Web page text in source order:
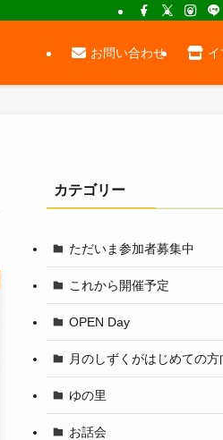
お問い合わせ
カテゴリー
ただいま参加者募集中
これから開催予定
OPEN Day
月のしずくがはじめての方
ゆの里
お話会